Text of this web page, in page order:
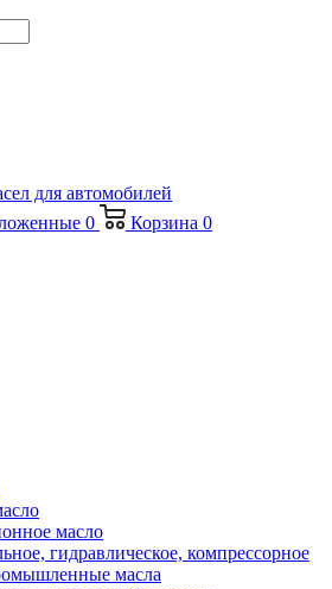
0 Корзина 0
масло
гидравлическое, компрессорное
масла